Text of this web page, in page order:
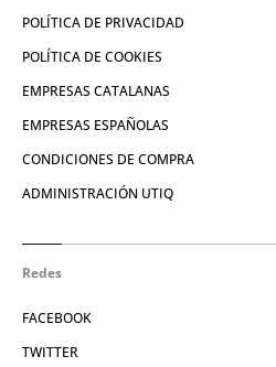
POLÍTICA DE PRIVACIDAD
POLÍTICA DE COOKIES
EMPRESAS CATALANAS
EMPRESAS ESPAÑOLAS
CONDICIONES DE COMPRA
ADMINISTRACIÓN UTIQ
Redes
FACEBOOK
TWITTER